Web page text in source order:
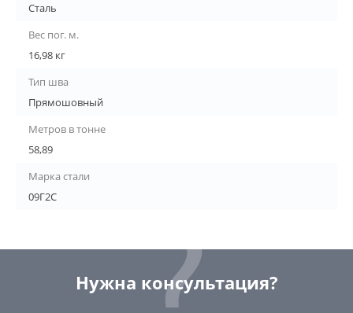
Сталь
Вес пог. м.
16,98 кг
Тип шва
Прямошовный
Метров в тонне
58,89
Марка стали
09Г2С
Нужна консультация?